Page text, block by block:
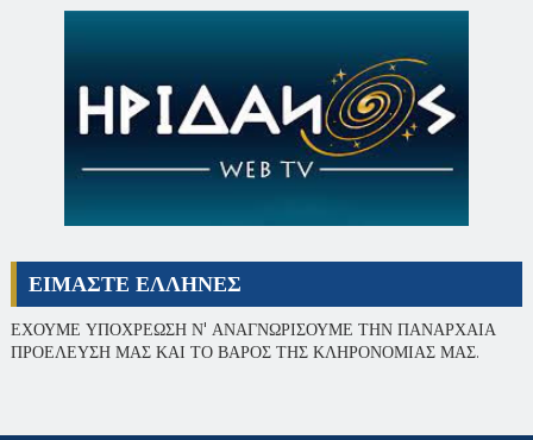
ΕΙΜΑΣΤΕ ΕΛΛΗΝΕΣ
ΕΧΟΥΜΕ ΥΠΟΧΡΕΩΣΗ Ν' ΑΝΑΓΝΩΡΙΣΟΥΜΕ ΤΗΝ ΠΑΝΑΡΧΑΙΑ
ΠΡΟΕΛΕΥΣΗ ΜΑΣ ΚΑΙ ΤΟ ΒΑΡΟΣ ΤΗΣ ΚΛΗΡΟΝΟΜΙΑΣ ΜΑΣ.